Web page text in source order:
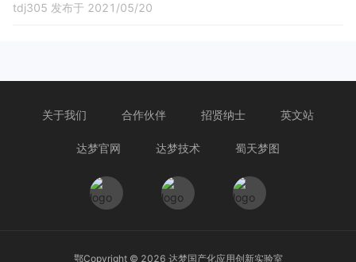
tdj305 发布于 2021/05/20
关于我们 合作伙伴 招贤纳士 英文站
达梦官网 达梦技术 蜀天梦图
鄂Copyright © 2026 达梦国产化应用创新实验室